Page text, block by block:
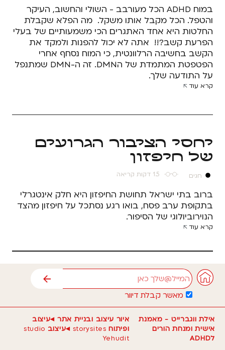
במוח ADHD הכל מעורבב - השולי והחשוב, העיקר
והטפל. הכל מקבל אותו משקל. מה הפלא שקבלת
החלטות היא אחד האתגרים הכי משמעותיים של בעלי
הפרעת קשב?!! אתה לא יכול להפנות ולמקד את
הקשב בחשיבה הרלוונטית, כי המוח נסחף אחרי
הפטפטת המתמדת של הDMN. זה ה-DMN שמתנפל
על התודעה שלך.
קרא עוד
יחסי הציבור הגרועים
של חיפזון
חגים 1.5 דקות קריאה
ברוב בתי ישראל תחושת החיפזון היא חלק אינטגרלי
בתקופת ערב פסח, בואו רגע נסתכל על חיפזון מהצד
הנוירוביולוגי של הסיפור.
קרא עוד
אימייל
מאשר קבלת דיוור
שליחה
אילת ווגברייט - מאמנת
אישית ומנחת הורים
לADHD
איור עיצוב ובניית אתר ◂עיצוב
ופיתוח storysites ◂עיצוב studio
Yehudit